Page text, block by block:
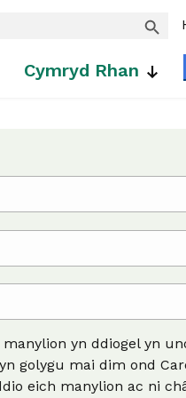
Os ydych
dementia,
Cymryd Rhan
Aiff eich
helpu
yn ddiogel yn
golygu mai dim ond
eich manylion ac ni